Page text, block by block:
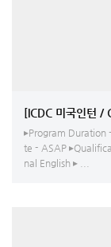
▸Program Duration
te - ASAP
nal English ▸ ...